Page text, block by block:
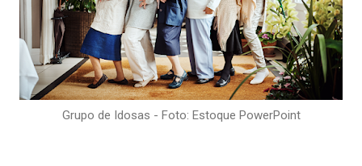
Grupo de Idosas - Foto: Estoque PowerPoint